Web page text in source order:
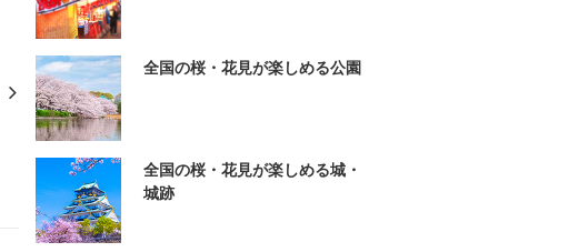
全国の桜・花見が楽しめる公園
全国の桜・花見が楽しめる城・
城跡